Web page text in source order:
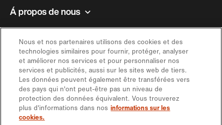
Á propos de nous
Contact et aide
Inspiration
Offre
Nous et nos partenaires utilisons des cookies et des
technologies similaires pour fournir, protéger, analyser
et améliorer nos services et pour personnaliser nos
services et publicités, aussi sur les sites web de tiers.
Les données peuvent également être transférées vers
des pays qui n'ont peut-être pas un niveau de
protection des données équivalent. Vous trouverez
plus d'informations dans nos informations sur les
cookies.